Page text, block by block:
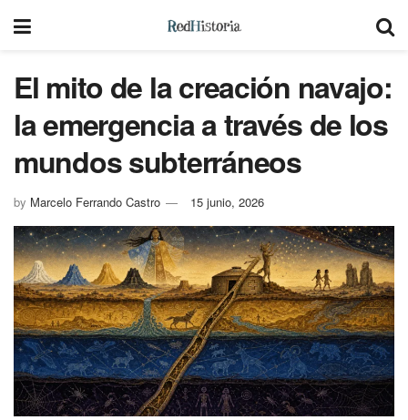
El mito de la creación navajo:
la emergencia a través de los
mundos subterráneos
by Marcelo Ferrando Castro 15 junio, 2026